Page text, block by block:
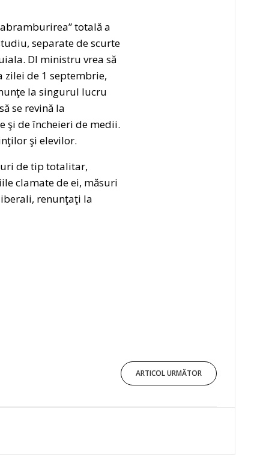
totală a
separate de scurte
Dl ministru vrea să
zilei de 1 septembrie,
la singurul lucru
se revină la
şi de încheieri de medii.
şi elevilor.
de tip totalitar,
clamate de ei, măsuri
renunţaţi la
ARTICOL URMĂTOR